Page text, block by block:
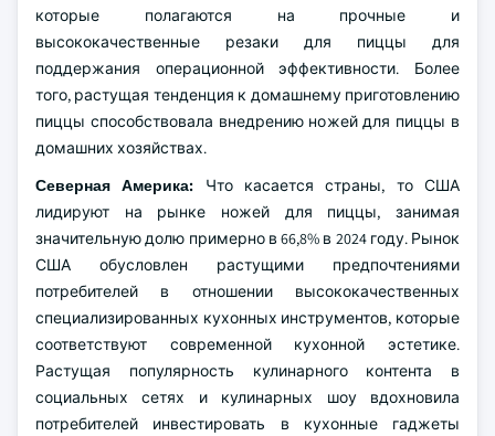
которые полагаются на прочные и
высококачественные резаки для пиццы для
поддержания операционной эффективности. Более
того, растущая тенденция к домашнему приготовлению
пиццы способствовала внедрению ножей для пиццы в
домашних хозяйствах.
Северная Америка: Что касается страны, то США
лидируют на рынке ножей для пиццы, занимая
значительную долю примерно в 66,8% в 2024 году. Рынок
США обусловлен растущими предпочтениями
потребителей в отношении высококачественных
специализированных кухонных инструментов, которые
соответствуют современной кухонной эстетике.
Растущая популярность кулинарного контента в
социальных сетях и кулинарных шоу вдохновила
потребителей инвестировать в кухонные гаджеты